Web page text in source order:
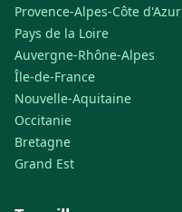
Provence-Alpes-Côte d'Azur
Pays de la Loire
Auvergne-Rhône-Alpes
Île-de-France
Nouvelle-Aquitaine
Occitanie
Bretagne
Grand Est